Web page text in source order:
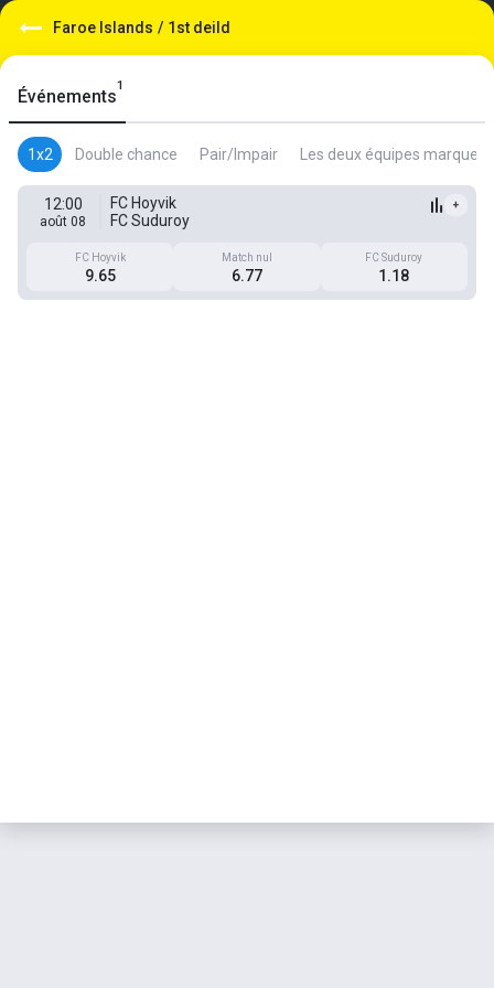
Faroe Islands / 1st deild
Événements
1
1x2 Double chance Pair/Impair Les deux équipes marquent
12:00
août 08
FC Hoyvik
FC Suduroy
+
FC Hoyvik
9.65
Match nul
6.77
FC Suduroy
1.18